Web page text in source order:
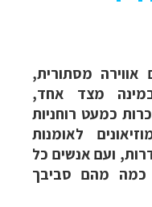
מסתורית,
מצד אחד,
כמעט רוחניות
לאומנות
ועם אנשים כל
כמה מהם סביבך